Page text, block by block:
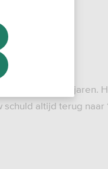
-5 schadevrije jaren.
altijd terug naar